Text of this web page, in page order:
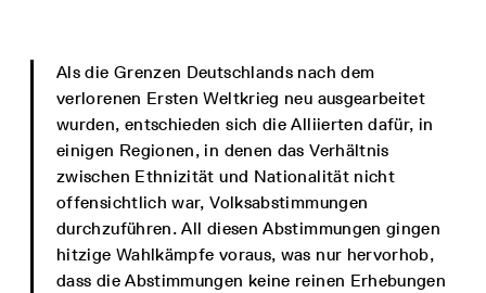
Als die Grenzen Deutschlands nach dem
verlorenen Ersten Weltkrieg neu ausgearbeitet
wurden, entschieden sich die Alliierten dafür, in
einigen Regionen, in denen das Verhältnis
zwischen Ethnizität und Nationalität nicht
offensichtlich war, Volksabstimmungen
durchzuführen. All diesen Abstimmungen gingen
hitzige Wahlkämpfe voraus, was nur hervorhob,
dass die Abstimmungen keine reinen Erhebungen